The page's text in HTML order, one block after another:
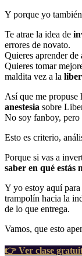
Y porque yo
Te atrae la idea de
errores de novato.
Quieres aprender
Quieres tomar
maldita vez a la
Así que me propuse
anestesia sobre
No soy fanboy, pero
Esto es criterio,
Porque si vas a
saber en qué estás
Y yo estoy aquí
trampolín hacia la
de lo que entrega.
Vamos, que esto
👉 Ver clase